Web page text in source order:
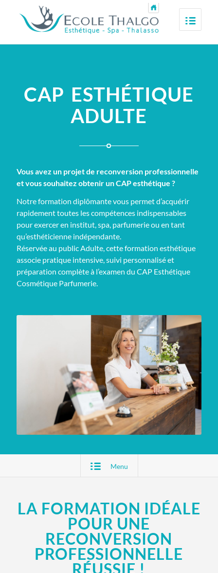
CAP ESTHÉTIQUE
ADULTE
Vous avez un projet de reconversion professionnelle
et vous souhaitez obtenir un CAP esthétique ?
Notre formation diplômante vous permet d’acquérir
rapidement toutes les compétences indispensables
pour exercer en institut, spa, parfumerie ou en tant
qu’esthéticienne indépendante.
Réservée au public Adulte, cette formation esthétique
associe pratique intensive, suivi personnalisé et
préparation complète à l’examen du CAP Esthétique
Cosmétique Parfumerie.
Menu
LA FORMATION IDÉALE
POUR UNE
RECONVERSION
PROFESSIONNELLE
RÉUSSIE !